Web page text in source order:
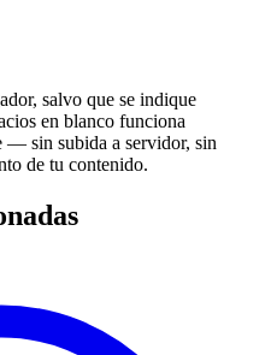
salvo que se indique
en blanco funciona
— sin subida a servidor, sin
de tu contenido.